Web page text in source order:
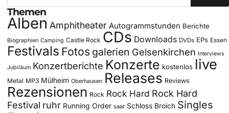
Themen
Alben Amphitheater Autogrammstunden Berichte
Biographien Camping Castle Rock CDs Downloads DVDs EPs Essen
Festivals Fotos galerien Gelsenkirchen Interviews
Jubiläum Konzertberichte Konzerte kostenlos live
Metal MP3 Mülheim Oberhausen Releases Reviews
Rezensionen Rock Rock Hard Rock Hard
Festival ruhr Running Order saar Schloss Broich Singles